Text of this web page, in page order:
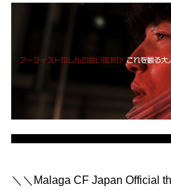
＼＼Malaga CF Japan Official